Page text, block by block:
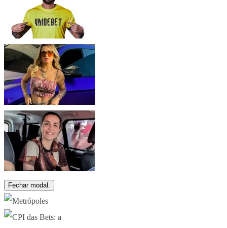
Fechar modal.